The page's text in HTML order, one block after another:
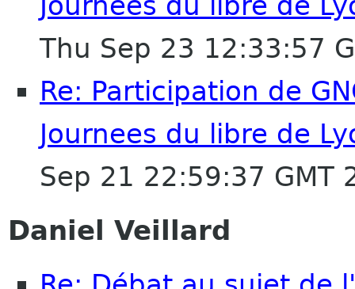
Thu Sep 23 12:33:57
Re: Participation de
Journees du libre de
Sep 21 22:59:37 GMT
Daniel Veillard